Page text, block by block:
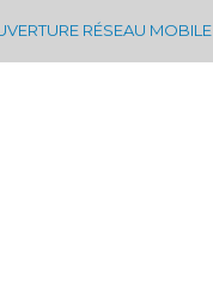
RÉSEAU MOBILE